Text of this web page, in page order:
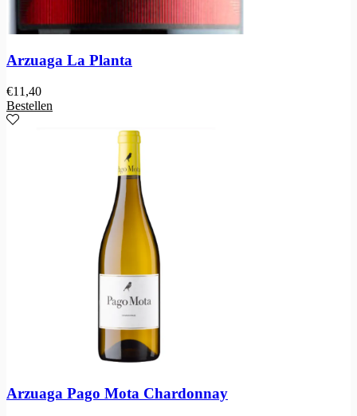
Arzuaga La Planta
€11,40
Bestellen
Arzuaga Pago Mota Chardonnay